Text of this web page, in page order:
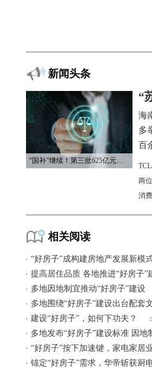
新闻头条
“国补”继续！第三批625亿元资金已下达
“
海
多
百
两
消
相关阅读
“好房子”成构建房地产发展新模
提高居住品质 各地推进“好房子”
多地因地制宜推动“好房子”建设
多地围绕“好房子”建设出台配套
建设“好房子”，如何下功夫？
多地发布“好房子”建设标准 因地
“好房子”按下加速键，家电家居
锚定“好房子”需求，华帝斩获厨